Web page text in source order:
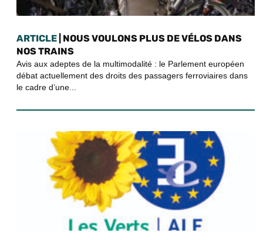
ARTICLE | NOUS VOULONS PLUS DE VÉLOS DANS
NOS TRAINS
Avis aux adeptes de la multimodalité : le Parlement européen
débat actuellement des droits des passagers ferroviaires dans
le cadre d’une...